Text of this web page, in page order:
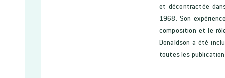
et décontractée
1968. Son
composition et le
Donaldson a été
toutes les